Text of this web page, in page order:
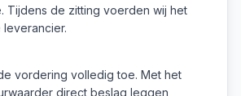
Tijdens de zitting voerden wij het
vordering volledig toe. Met het
direct beslag leggen,